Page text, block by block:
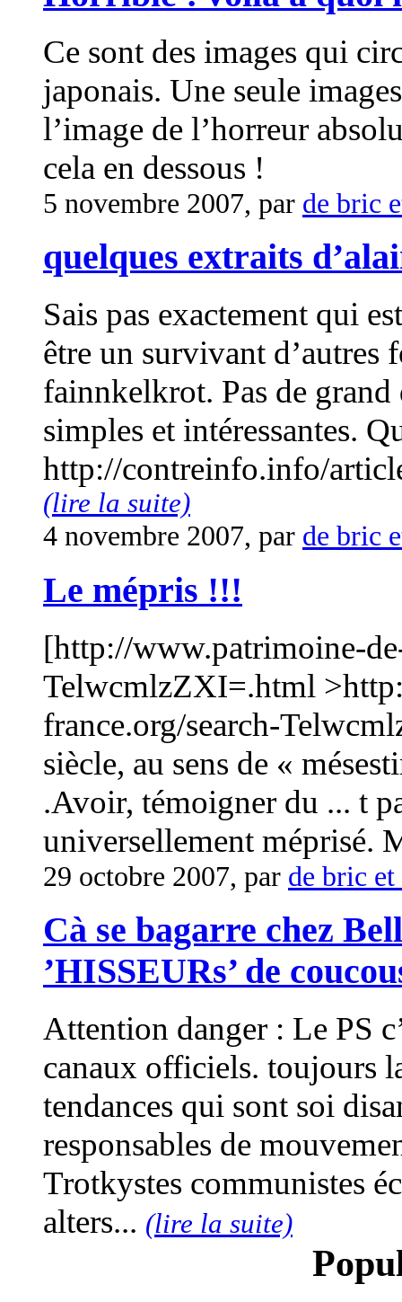
Ce sont des images qui
japonais. Une seule
l’image de l’horreur
cela en dessous !
5 novembre 2007, par de bric
quelques extraits
Sais pas exactement qui
être un survivant d’autres
fainnkelkrot. Pas de grand
simples et intéressantes.
http://contreinfo.info/
(lire la suite)
4 novembre 2007, par de bric
Le mépris !!!
[http://www.patrimoine-
TelwcmlzZXI=.html
france.org/search-
siècle, au sens de «
.Avoir, témoigner du ... t
universellement méprisé.
29 octobre 2007, par de bric
Cà se bagarre chez
’HISSEURs’ de
Attention danger : Le PS
canaux officiels. toujours
tendances qui sont soi
responsables de
Trotkystes communistes
alters... (lire la suite)